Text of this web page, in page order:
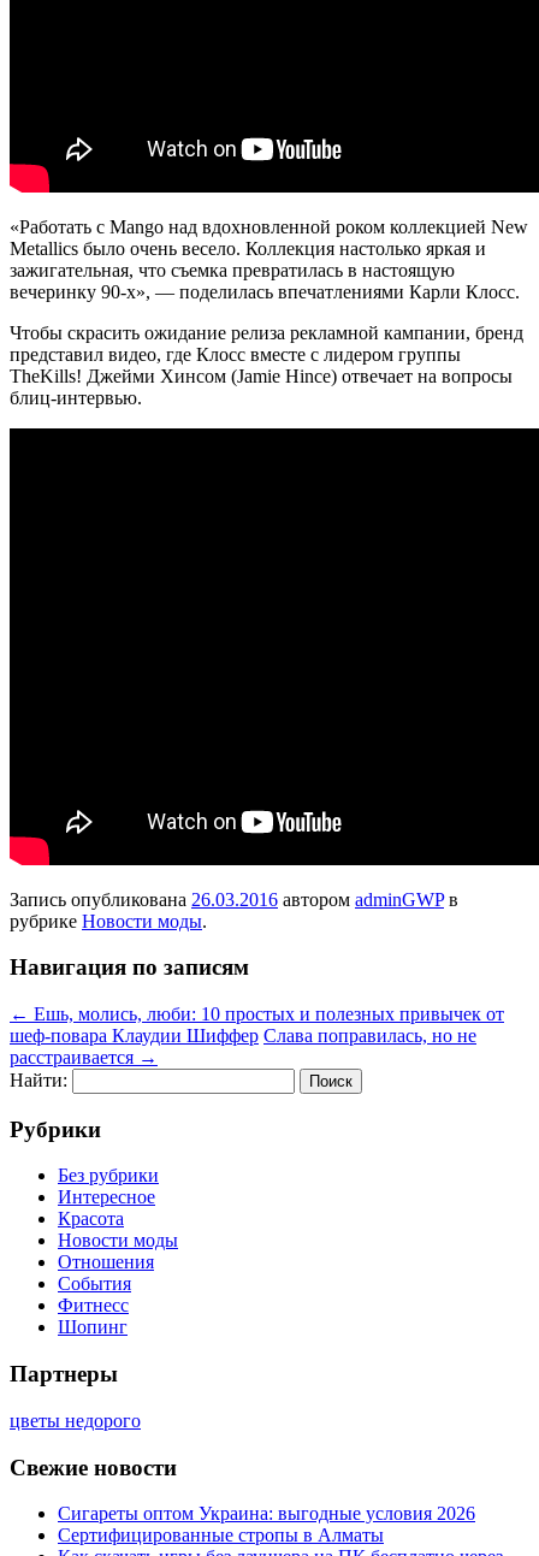
«Работать с Mango над вдохновленной роком коллекцией New
Metallics было очень весело. Коллекция настолько яркая и
зажигательная, что съемка превратилась в настоящую
вечеринку 90-х», — поделилась впечатлениями Карли Клосс.
Чтобы скрасить ожидание релиза рекламной кампании, бренд
представил видео, где Клосс вместе с лидером группы
TheKills! Джейми Хинсом (Jamie Hince) отвечает на вопросы
блиц-интервью.
Запись опубликована 26.03.2016 автором adminGWPв
рубрике Новости моды.
Навигация по записям
← Ешь, молись, люби: 10 простых и полезных привычек от
шеф-повара Клаудии Шиффер Слава поправилась, но не
расстраивается →
Найти:
Рубрики
Без рубрики
Интересное
Красота
Новости моды
Отношения
События
Фитнесс
Шопинг
Партнеры
цветы недорого
Свежие новости
Сигареты оптом Украина: выгодные условия 2026
Сертифицированные стропы в Алматы